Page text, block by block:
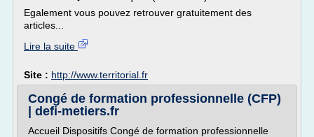
Egalement vous pouvez retrouver gratuitement des
articles...
Lire la suite
Site : http://www.territorial.fr
Congé de formation professionnelle (CFP)
| defi-metiers.fr
Accueil Dispositifs Congé de formation professionnelle